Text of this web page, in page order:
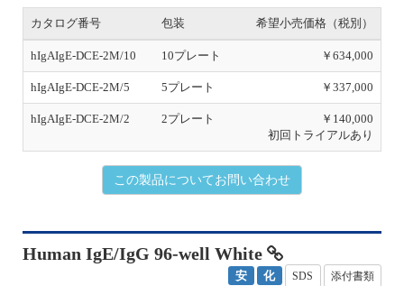
hIgAIgE-DCE-2M/10 10プレート ￥634,000
5プレート
2プレート
初回トライアルあり
この製品についてお問い合わせ
安 化 SDS 添付書類
プレート形状:
96-well plate